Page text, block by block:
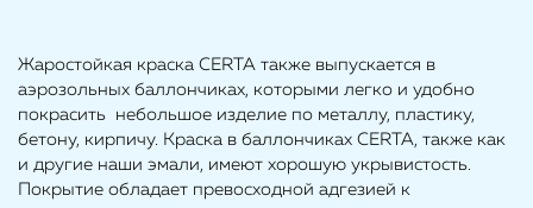
Жаростойкая краска CERTA также выпускается в
аэрозольных баллончиках, которыми легко и удобно
покрасить небольшое изделие по металлу, пластику,
бетону, кирпичу. Краска в баллончиках CERTA, также как
и другие наши эмали, имеют хорошую укрывистость.
Покрытие обладает превосходной адгезией к